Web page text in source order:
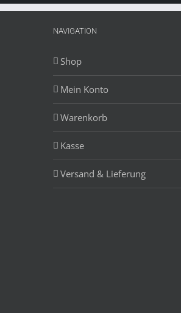
NAVIGATION
Shop
Mein Konto
Warenkorb
Kasse
Versand & Lieferung